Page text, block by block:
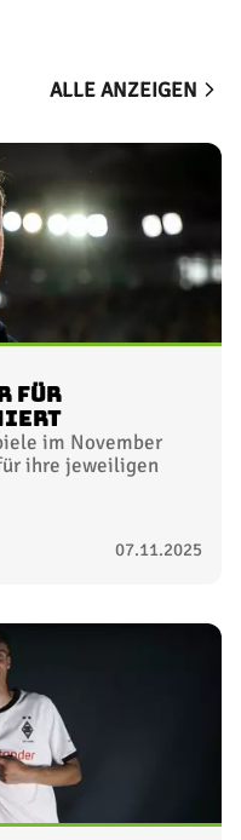
ALLE ANZEIGEN
für
im November
ihre jeweiligen
07.11.2025